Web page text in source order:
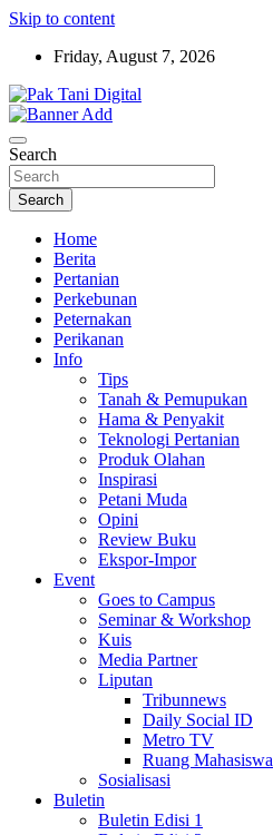
Skip to content
Friday, August 7, 2026
Pak Tani Digital
Search
Search
Home
Berita
Pertanian
Perkebunan
Peternakan
Perikanan
Info
Tips
Tanah & Pemupukan
Hama & Penyakit
Teknologi Pertanian
Produk Olahan
Inspirasi
Petani Muda
Opini
Review Buku
Ekspor-Impor
Event
Goes to Campus
Seminar & Workshop
Kuis
Media Partner
Liputan
Tribunnews
Daily Social ID
Metro TV
Ruang Mahasiswa
Sosialisasi
Buletin
Buletin Edisi 1